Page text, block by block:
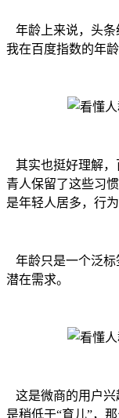
年龄上来说，头条
我在百度指数的年龄
其实也挺好理解，
青人保留了这些习
是年轻人居多，行
年龄只是一个泛标
潜在需求。
这是微商的用户兴
是稍低于“育儿”，